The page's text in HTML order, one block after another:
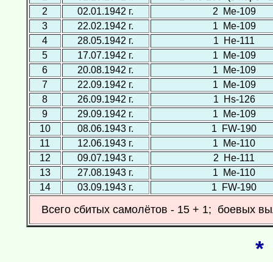
2
02.01.1942 г.
2 Ме-109
3
22.02.1942 г.
1 Ме-109
4
28.05.1942 г.
1 Не-111
5
17.07.1942 г.
1 Ме-109
6
20.08.1942 г.
1 Ме-109
7
22.09.1942 г.
1 Ме-109
8
26.09.1942 г.
1 Hs-126
9
29.09.1942 г.
1 Ме-109
10
08.06.1943 г.
1 FW-190
11
12.06.1943 г.
1 Ме-110
12
09.07.1943 г.
2 Не-111
13
27.08.1943 г.
1 Ме-110
14
03.09.1943 г. 1 FW-190
Всего сбитых самолётов - 15 + 1; боевых